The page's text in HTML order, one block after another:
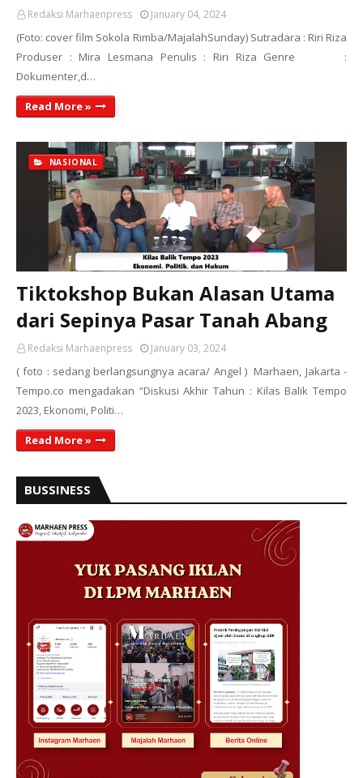
Redaksi Marhaenpress January 04, 2024
(Foto: cover film Sokola Rimba/MajalahSunday) Sutradara : Riri Riza
Produser : Mira Lesmana Penulis : Riri Riza Genre :
Dokumenter,d…
Read More »
NASIONAL
Tiktokshop Bukan Alasan Utama
dari Sepinya Pasar Tanah Abang
Redaksi Marhaenpress January 03, 2024
( foto : sedang berlangsungnya acara/ Angel ) Marhaen, Jakarta -
Tempo.co mengadakan “Diskusi Akhir Tahun : Kilas Balik Tempo
2023, Ekonomi, Politi…
Read More »
BUSSINESS